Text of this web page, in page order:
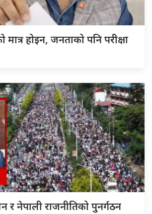
मात्र होइन, जनताको पनि परीक्षा
नेपाली राजनीतिको पुनर्गठन